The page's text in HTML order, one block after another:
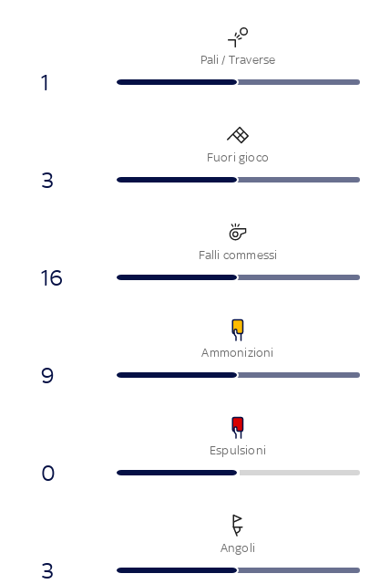
Pali / Traverse
1
Fuori gioco
3
Falli commessi
16
Ammonizioni
9
Espulsioni
0
Angoli
3